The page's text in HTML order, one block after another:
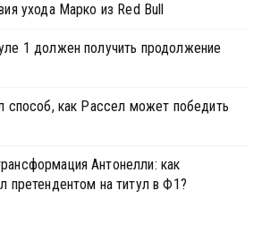
ухода Марко из Red Bull
1 должен получить продолжение
способ, как Рассел может победить
Антонелли: как
претендентом на титул в Ф1?